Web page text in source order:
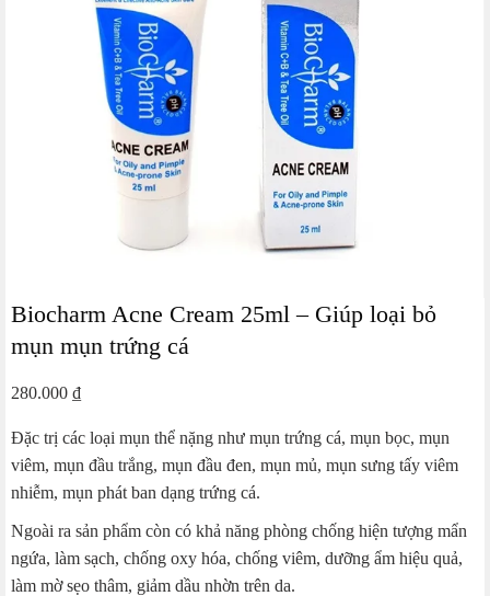
Biocharm Acne Cream 25ml – Giúp loại bỏ
mụn mụn trứng cá
280.000 ₫
Đặc trị các loại mụn thể nặng như mụn trứng cá, mụn bọc, mụn
viêm, mụn đầu trắng, mụn đầu đen, mụn mủ, mụn sưng tấy viêm
nhiễm, mụn phát ban dạng trứng cá.
Ngoài ra sản phẩm còn có khả năng phòng chống hiện tượng mẩn
ngứa, làm sạch, chống oxy hóa, chống viêm, dưỡng ẩm hiệu quả,
làm mờ sẹo thâm, giảm dầu nhờn trên da.